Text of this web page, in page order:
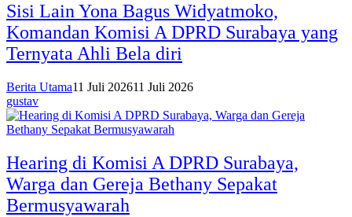
Sisi Lain Yona Bagus Widyatmoko,
Komandan Komisi A DPRD Surabaya yang
Ternyata Ahli Bela diri
Berita Utama11 Juli 202611 Juli 2026
gustav
Hearing di Komisi A DPRD Surabaya,
Warga dan Gereja Bethany Sepakat
Bermusyawarah